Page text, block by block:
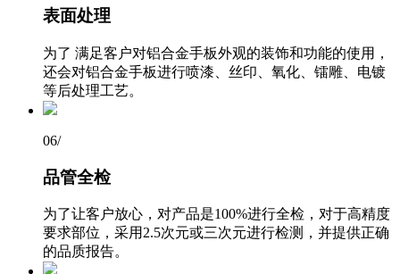
表面处理
为了 满足客户对铝合金手板外观的装饰和功能的使用，
还会对铝合金手板进行喷漆、丝印、氧化、镭雕、电镀
等后处理工艺。
06/
品管全检
为了让客户放心，对产品是100%进行全检，对于高精度
要求部位，采用2.5次元或三次元进行检测，并提供正确
的品质报告。